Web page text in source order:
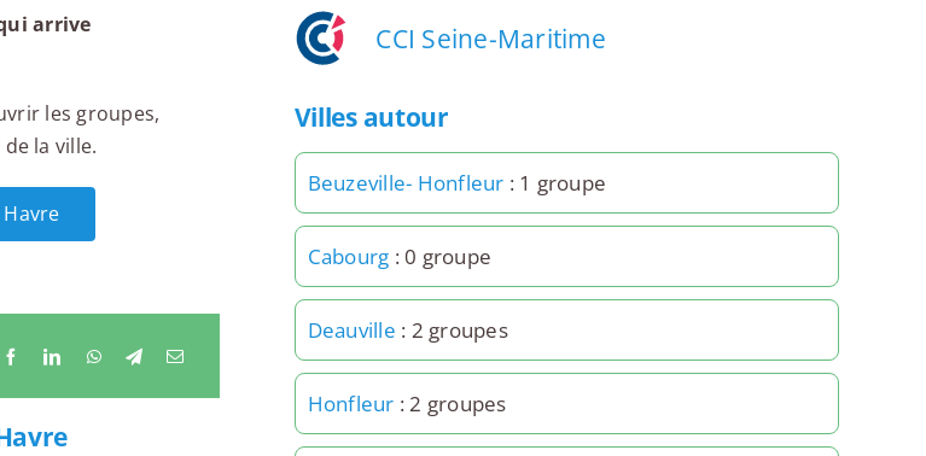
arrive
les groupes,
la ville.
CCI Seine-Maritime
Villes autour
Beuzeville- Honfleur : 1 groupe
Cabourg : 0 groupe
Deauville : 2 groupes
Honfleur : 2 groupes